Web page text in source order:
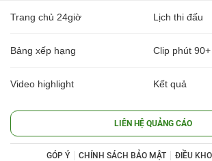
Trang chủ 24giờ Lịch thi đấu
Bảng xếp hạng Clip phút 90+
Video highlight Kết quả
LIÊN HỆ QUẢNG CÁO
GÓP Ý CHÍNH SÁCH BẢO MẬT ĐIỀU